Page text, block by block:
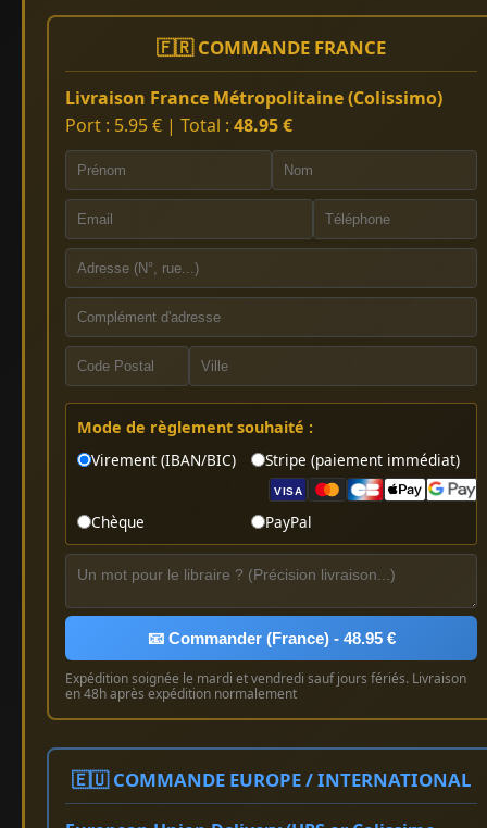
🇫🇷 COMMANDE FRANCE
Livraison France Métropolitaine (Colissimo)
Port : 5.95 € | Total : 48.95 €
Mode de règlement souhaité :
Virement (IBAN/BIC)
Stripe (paiement immédiat)
VISA
Chèque PayPal
📧 Commander (France) - 48.95 €
Expédition soignée le mardi et vendredi sauf jours fériés. Livraison
en 48h après expédition normalement
🇪🇺 COMMANDE EUROPE / INTERNATIONAL